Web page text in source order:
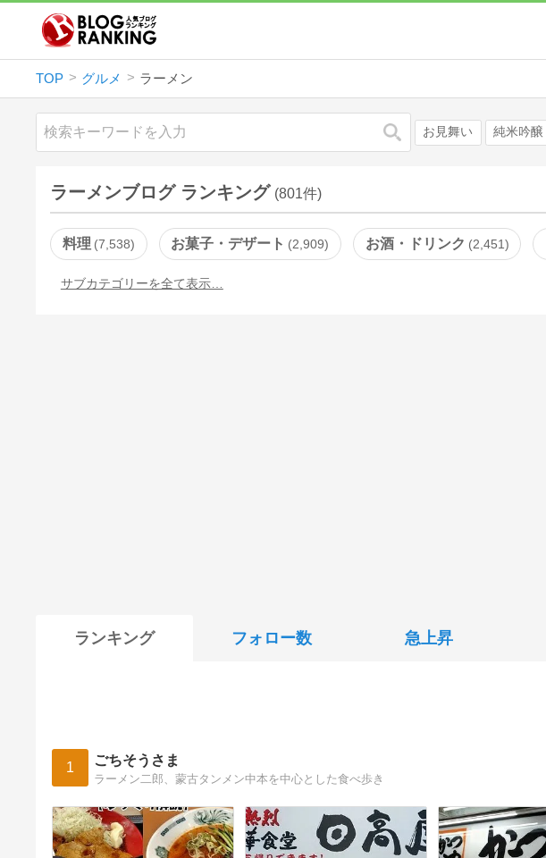
TOP グルメ ラーメン
検索 お見舞い 純米吟醸
ラーメンブログ ランキング (801件)
料理 7,538 お菓子・デザート 2,909 お酒・ドリンク 2,451
サブカテゴリーを全て表示…
ランキング フォロー数 急上昇
1 ごちそうさま
ラーメン二郎、蒙古タンメン中本を中心とした食べ歩き